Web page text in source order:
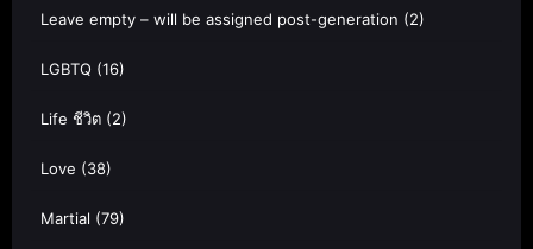
Leave empty – will be assigned post-generation (2)
LGBTQ (16)
Life ชีวิต (2)
Love (38)
Martial (79)